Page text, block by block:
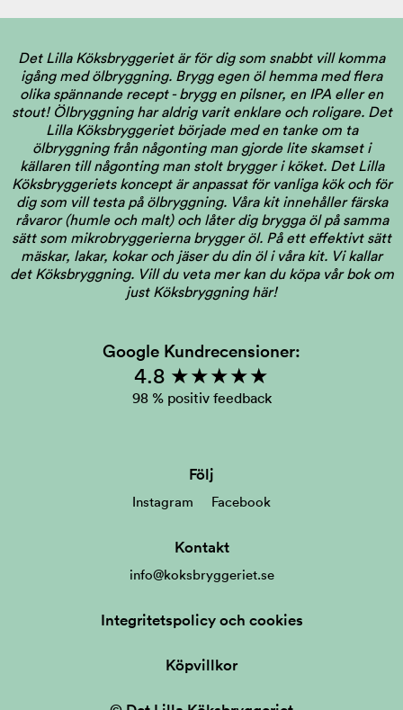
Det Lilla Köksbryggeriet är för dig som snabbt vill komma
igång med ölbryggning. Brygg egen öl hemma med flera
olika spännande recept - brygg en pilsner, en IPA eller en
stout! Ölbryggning har aldrig varit enklare och roligare. Det
Lilla Köksbryggeriet började med en tanke om ta
ölbryggning från någonting man gjorde lite skamset i
källaren till någonting man stolt brygger i köket. Det Lilla
Köksbryggeriets koncept är anpassat för vanliga kök och för
dig som vill testa på ölbryggning. Våra kit innehåller färska
råvaror (humle och malt) och låter dig brygga öl på samma
sätt som mikrobryggerierna brygger öl. På ett effektivt sätt
mäskar, lakar, kokar och jäser du din öl i våra kit. Vi kallar
det Köksbryggning. Vill du veta mer kan du köpa vår bok om
just Köksbryggning här!
Google Kundrecensioner:
4.8 ★★★★★
98 % positiv feedback
Kontakt
info@koksbryggeriet.se
Integritetspolicy och cookies
Köpvillkor
Följ
Instagram Facebook